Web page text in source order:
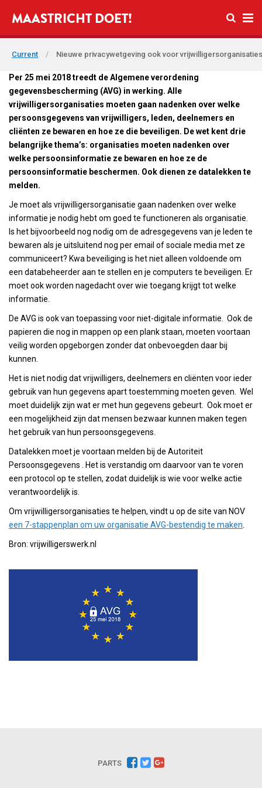
Open
MAASTRICHT DOET!
Current / Nieuwe privacywetgeving ook voor vrijwilligersorganisaties
Per 25 mei 2018 treedt de Algemene verordening
gegevensbescherming (AVG) in werking. Alle
vrijwilligersorganisaties moeten gaan nadenken over welke
persoonsgegevens van vrijwilligers, leden, deelnemers en
cliënten ze bewaren en hoe ze die beveiligen. De wet kent drie
belangrijke thema’s: organisaties moeten nadenken over
welke persoonsinformatie ze bewaren en hoe ze de
persoonsinformatie beschermen. Ook dienen ze datalekken te
melden.
Je moet als vrijwilligersorganisatie gaan nadenken over welke
informatie je nodig hebt om goed te functioneren als organisatie.
Is het bijvoorbeeld nog nodig om de adresgegevens van je leden te
bewaren als je uitsluitend nog per email of sociale media met ze
communiceert? Kwa beveiliging is het niet alleen voldoende om
een databeheerder aan te stellen en je computers te beveiligen. Er
moet ook worden nagedacht over wie toegang krijgt tot welke
informatie.
De AVG is ook van toepassing voor niet-digitale informatie. Ook de
papieren die nog in mappen op een plank staan, moeten voortaan
veilig worden opgeborgen zonder dat onbevoegden daar bij
kunnen.
Het is niet nodig dat vrijwilligers, deelnemers en cliënten voor ieder
gebruik van hun gegevens apart toestemming moeten geven. Wel
moet duidelijk zijn wat er met hun gegevens gebeurt. Ook moet er
een mogelijkheid zijn dat mensen bezwaar kunnen maken tegen
het gebruik van hun persoonsgegevens.
Datalekken moet je voortaan melden bij de Autoriteit
Persoonsgegevens . Het is verstandig om daarvoor van te voren
een protocol op te stellen, zodat duidelijk is wie voor welke actie
verantwoordelijk is.
Om vrijwilligersorganisaties te helpen, vindt u op de site van NOV
een 7-stappenplan om uw organisatie AVG-bestendig te maken
Bron: vrijwilligerswerk.nl
PARTS